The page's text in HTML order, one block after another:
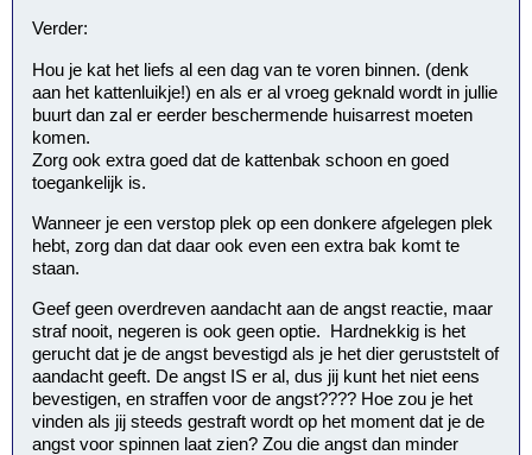
Verder:
Hou je kat het liefs al een dag van te voren binnen. (denk
aan het kattenluikje!) en als er al vroeg geknald wordt in jullie
buurt dan zal er eerder beschermende huisarrest moeten
komen.
Zorg ook extra goed dat de kattenbak schoon en goed
toegankelijk is.
Wanneer je een verstop plek op een donkere afgelegen plek
hebt, zorg dan dat daar ook even een extra bak komt te
staan.
Geef geen overdreven aandacht aan de angst reactie, maar
straf nooit, negeren is ook geen optie. Hardnekkig is het
gerucht dat je de angst bevestigd als je het dier geruststelt of
aandacht geeft. De angst IS er al, dus jij kunt het niet eens
bevestigen, en straffen voor de angst???? Hoe zou je het
vinden als jij steeds gestraft wordt op het moment dat je de
angst voor spinnen laat zien? Zou die angst dan minder